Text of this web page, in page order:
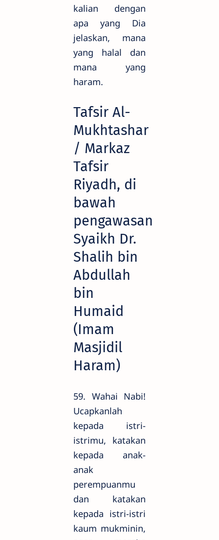
kalian dengan
apa yang Dia
jelaskan, mana
yang halal dan
mana yang
haram.
Tafsir Al-
Mukhtashar
/ Markaz
Tafsir
Riyadh, di
bawah
pengawasan
Syaikh Dr.
Shalih bin
Abdullah
bin
Humaid
(Imam
Masjidil
Haram)
59. Wahai Nabi!
Ucapkanlah
kepada istri-
istrimu, katakan
kepada anak-
anak
perempuanmu
dan katakan
kepada istri-istri
kaum mukminin,